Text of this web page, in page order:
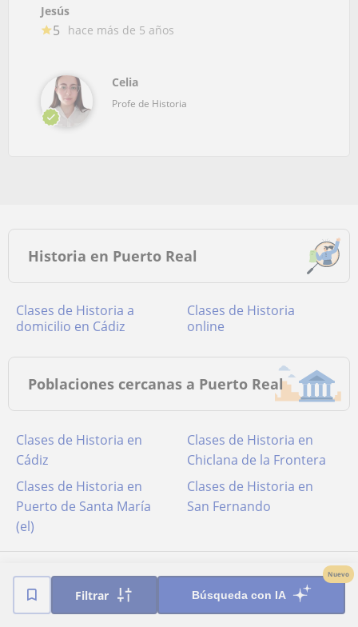
Filtrar Búsqueda con IA
Nuevo
Jesús
5 hace más de 5 años
Celia
Profe de Historia
Historia en Puerto Real
Clases de Historia a
domicilio en Cádiz
Clases de Historia
online
Poblaciones cercanas a Puerto Real
Clases de Historia en
Cádiz
Clases de Historia en
Chiclana de la Frontera
Clases de Historia en
Puerto de Santa María
(el)
Clases de Historia en
San Fernando